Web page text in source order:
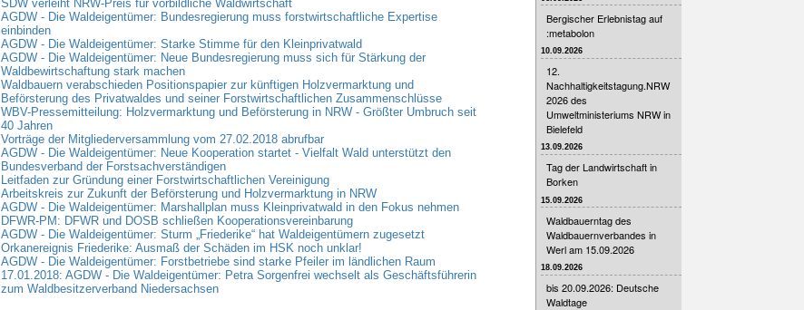
SDW verleiht NRW-Preis für vorbildliche Waldwirtschaft
AGDW - Die Waldeigentümer: Bundesregierung muss forstwirtschaftliche Expertise
einbinden
AGDW - Die Waldeigentümer: Starke Stimme für den Kleinprivatwald
AGDW - Die Waldeigentümer: Neue Bundesregierung muss sich für Stärkung der
Waldbewirtschaftung stark machen
Waldbauern verabschieden Positionspapier zur künftigen Holzvermarktung und
Beförsterung des Privatwaldes und seiner Forstwirtschaftlichen Zusammenschlüsse
WBV-Pressemitteilung: Holzvermarktung und Beförsterung in NRW - Größter Umbruch seit
40 Jahren
Vorträge der Mitgliederversammlung vom 27.02.2018 abrufbar
AGDW - Die Waldeigentümer: Neue Kooperation startet - Vielfalt Wald unterstützt den
Bundesverband der Forstsachverständigen
Leitfaden zur Gründung einer Forstwirtschaftlichen Vereinigung
Arbeitskreis zur Zukunft der Beförsterung und Holzvermarktung in NRW
AGDW - Die Waldeigentümer: Marshallplan muss Kleinprivatwald in den Fokus nehmen
DFWR-PM: DFWR und DOSB schließen Kooperationsvereinbarung
AGDW - Die Waldeigentümer: Sturm „Friederike“ hat Waldeigentümern zugesetzt
Orkanereignis Friederike: Ausmaß der Schäden im HSK noch unklar!
AGDW - Die Waldeigentümer: Forstbetriebe sind starke Pfeiler im ländlichen Raum
17.01.2018: AGDW - Die Waldeigentümer: Petra Sorgenfrei wechselt als Geschäftsführerin
zum Waldbesitzerverband Niedersachsen
Bergischer Erlebnistag auf
:metabolon
10.09.2026
12.
Nachhaltigkeitstagung.NRW
2026 des
Umweltministeriums NRW in
Bielefeld
13.09.2026
Tag der Landwirtschaft in
Borken
15.09.2026
Waldbauerntag des
Waldbauernverbandes in
Werl am 15.09.2026
18.09.2026
bis 20.09.2026: Deutsche
Waldtage